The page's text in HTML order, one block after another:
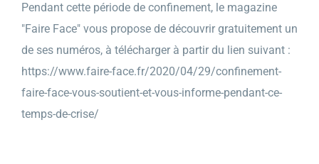
Pendant cette période de confinement, le magazine
"Faire Face" vous propose de découvrir gratuitement un
de ses numéros, à télécharger à partir du lien suivant :
https://www.faire-face.fr/2020/04/29/confinement-
faire-face-vous-soutient-et-vous-informe-pendant-ce-
temps-de-crise/